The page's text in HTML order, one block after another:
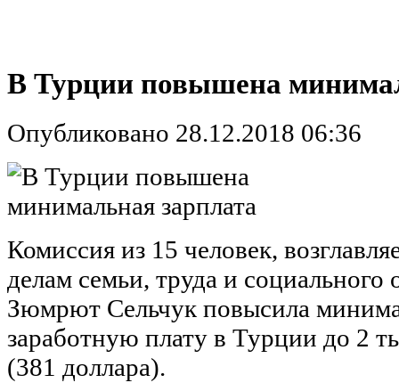
В Турции повышена
Опубликовано 28.12.2018 06:36
Комиссия из 15 человек,
делам семьи, труда и социального
Зюмрют Сельчук повысила
заработную плату в Турции до 2
(381 доллара).